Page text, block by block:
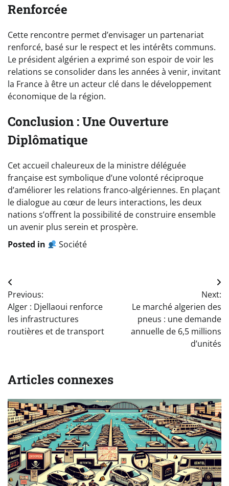
Renforcée
Cette rencontre permet d’envisager un partenariat
renforcé, basé sur le respect et les intérêts communs.
Le président algérien a exprimé son espoir de voir les
relations se consolider dans les années à venir, invitant
la France à être un acteur clé dans le développement
économique de la région.
Conclusion : Une Ouverture
Diplômatique
Cet accueil chaleureux de la ministre déléguée
française est symbolique d’une volonté réciproque
d’améliorer les relations franco-algériennes. En plaçant
le dialogue au cœur de leurs interactions, les deux
nations s’offrent la possibilité de construire ensemble
un avenir plus serein et prospère.
Posted in
Société
Navigation
de
l’article
Previous:
Alger : Djellaoui renforce
les infrastructures
routières et de transport
Next:
Le marché algerien des
pneus : une demande
annuelle de 6,5 millions
d’unités
Articles connexes